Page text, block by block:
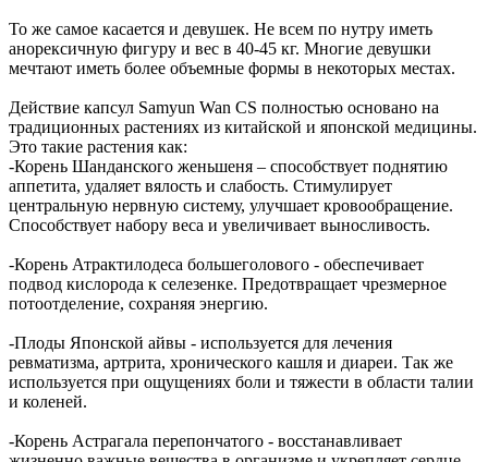
То же самое касается и девушек. Не всем по нутру иметь
анорексичную фигуру и вес в 40-45 кг. Многие девушки
мечтают иметь более объемные формы в некоторых местах.
Действие капсул Samyun Wan СS полностью основано на
традиционных растениях из китайской и японской медицины.
Это такие растения как:
-Корень Шанданского женьшеня – способствует поднятию
аппетита, удаляет вялость и слабость. Стимулирует
центральную нервную систему, улучшает кровообращение.
Способствует набору веса и увеличивает выносливость.
-Корень Атрактилодеса большеголового - обеспечивает
подвод кислорода к селезенке. Предотвращает чрезмерное
потоотделение, сохраняя энергию.
-Плоды Японской айвы - используется для лечения
ревматизма, артрита, хронического кашля и диареи. Так же
используется при ощущениях боли и тяжести в области талии
и коленей.
-Корень Астрагала перепончатого - восстанавливает